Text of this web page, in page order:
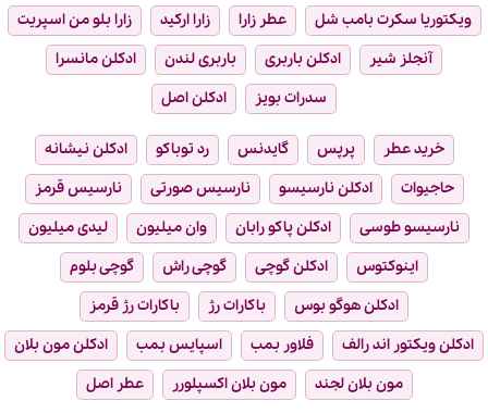
ویکتوریا سکرت بامب شل
عطر زارا زارا ارکید
زارا بلو من اسپریت
آنجلز شیر
ادکلن باربری باربری لندن
ادکلن مانسرا
سدرات بویز
ادکلن اصل
خرید عطر پرپس گایدنس رد توباکو
ادکلن نیشانه
حاجیوات
ادکلن نارسیسو نارسیس صورتی
نارسیس قرمز
نارسیسو طوسی
ادکلن پاکو رابان وان میلیون
لیدی میلیون
اینوکتوس
ادکلن گوچی گوچی راش
گوچی بلوم
ادکلن هوگو بوس
باکارات رژ
باکارات رژ قرمز
ادکلن ویکتور اند رالف
فلاور بمب اسپایس بمب
ادکلن مون بلان
مون بلان لجند
مون بلان اکسپلورر عطر اصل